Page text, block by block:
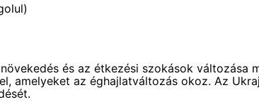
és az étkezési szokások
amelyeket az éghajlatváltozás okoz. Az